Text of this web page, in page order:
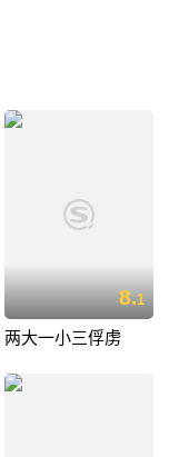
8.1
两大一小三俘虏